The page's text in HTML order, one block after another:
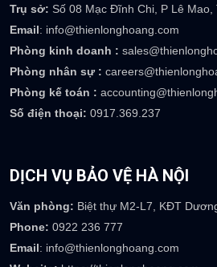
TRỤ SỞ CÔNG TY
Phòng kinh doanh :
Phòng nhân sự :
Phòng kế toán :
Số điện thoại:0917.369.237